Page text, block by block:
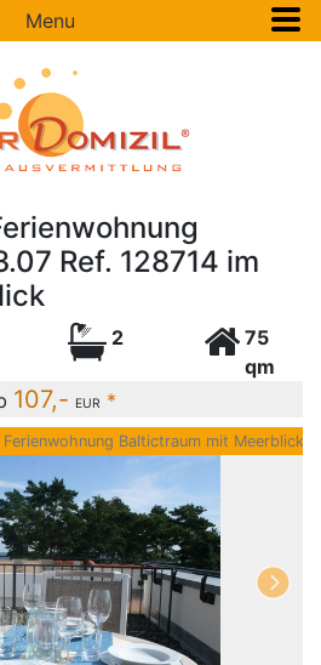
Menu
Ref. 128714 im
2
75
qm
107,- EUR *
Baltictraum mit Meerblick